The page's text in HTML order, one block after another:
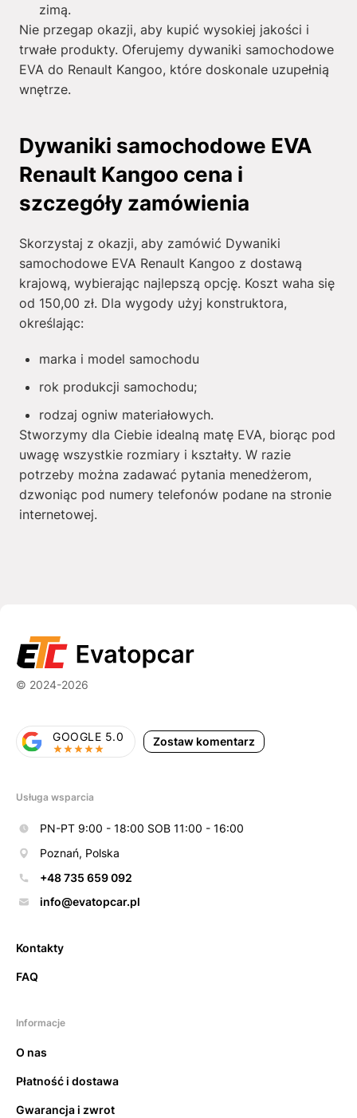
zimą.
Nie przegap okazji, aby kupić wysokiej jakości i
trwałe produkty. Oferujemy dywaniki samochodowe
EVA do Renault Kangoo, które doskonale uzupełnią
wnętrze.
Dywaniki samochodowe EVA
Renault Kangoo cena i
szczegóły zamówienia
Skorzystaj z okazji, aby zamówić Dywaniki
samochodowe EVA Renault Kangoo z dostawą
krajową, wybierając najlepszą opcję. Koszt waha się
od 150,00 zł. Dla wygody użyj konstruktora,
określając:
marka i model samochodu
rok produkcji samochodu;
rodzaj ogniw materiałowych.
Stworzymy dla Ciebie idealną matę EVA, biorąc pod
uwagę wszystkie rozmiary i kształty. W razie
potrzeby można zadawać pytania menedżerom,
dzwoniąc pod numery telefonów podane na stronie
internetowej.
© 2024-2026
Zostaw komentarz
GOOGLE 5.0
Usługa wsparcia
PN-PT 9:00 - 18:00 SOB 11:00 - 16:00
Poznań, Polska
+48 735 659 092
info@evatopcar.pl
Kontakty
FAQ
Informacje
O nas
Płatność i dostawa
Gwarancja i zwrot